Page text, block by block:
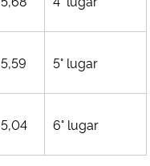
5,59 5° lugar
5,04 6° lugar